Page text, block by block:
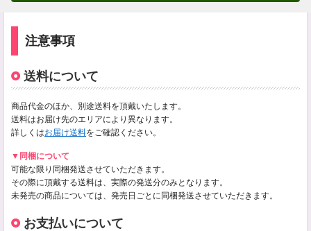
注意事項
送料について
商品代金のほか、別途送料を頂戴いたします。
送料はお届け先のエリアにより異なります。
詳しくはお届け送料をご確認ください。
▼同梱について
可能な限り同梱発送させていただきます。
その際に頂戴する送料は、実際の発送分のみとなります。
未発売の商品については、発売日ごとに同梱発送させていただきます。
お支払いについて